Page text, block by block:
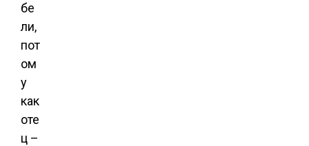
бе
ли,
пот
ом
у
как
оте
ц –